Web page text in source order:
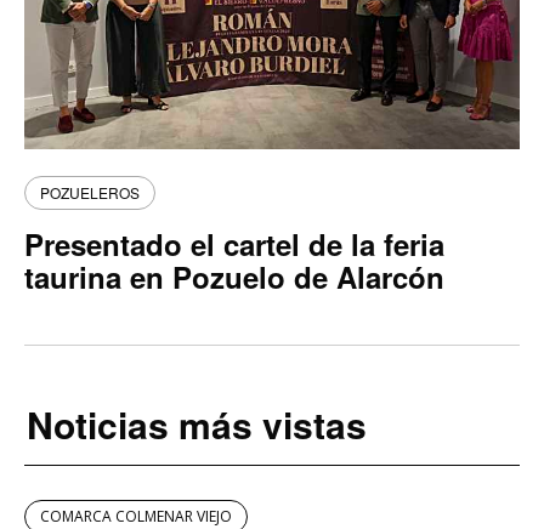
POZUELEROS
Presentado el cartel de la feria
taurina en Pozuelo de Alarcón
Noticias más vistas
COMARCA COLMENAR VIEJO